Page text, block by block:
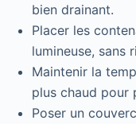
bien drainant.
Placer les
lumineuse, sans
Maintenir la
plus chaud pour
Poser un